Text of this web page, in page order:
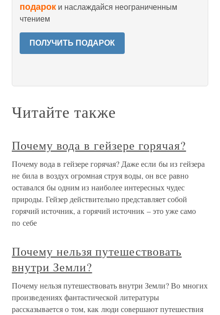
подарок и наслаждайся неограниченным
чтением
ПОЛУЧИТЬ ПОДАРОК
Читайте также
Почему вода в гейзере горячая?
Почему вода в гейзере горячая? Даже если бы из гейзера
не била в воздух огромная струя воды, он все равно
оставался бы одним из наиболее интересных чудес
природы. Гейзер действительно представляет собой
горячий источник, а горячий источник – это уже само
по себе
Почему нельзя путешествовать
внутри Земли?
Почему нельзя путешествовать внутри Земли? Во многих
произведениях фантастической литературы
рассказывается о том, как люди совершают путешествия